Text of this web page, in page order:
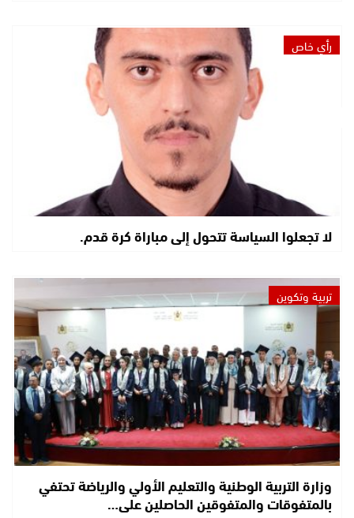
رأي خاص
لا تجعلوا السياسة تتحول إلى مباراة كرة قدم.
تربية وتكوين
وزارة التربية الوطنية والتعليم الأولي والرياضة تحتفي
بالمتفوقات والمتفوقين الحاصلين على…